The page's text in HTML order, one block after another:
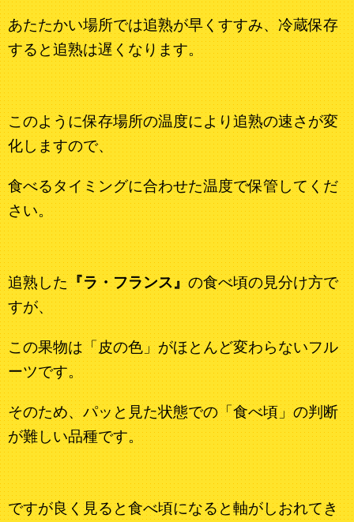
あたたかい場所では追熟が早くすすみ、冷蔵保存
すると追熟は遅くなります。
このように保存場所の温度により追熟の速さが変
化しますので、
食べるタイミングに合わせた温度で保管してくだ
さい。
追熟した『ラ・フランス』の食べ頃の見分け方で
すが、
この果物は「皮の色」がほとんど変わらないフル
ーツです。
そのため、パッと見た状態での「食べ頃」の判断
が難しい品種です。
ですが良く見ると食べ頃になると軸がしおれてき